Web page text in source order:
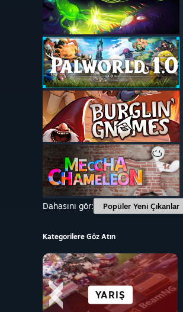
Dahasını gör:
Popüler Yeni Çıkanlar
Kategorilere Göz Atın
YARIŞ
ŞEHIR VE YERLEŞIM
MACERA
OYNAMASI
ÜCRETSIZ